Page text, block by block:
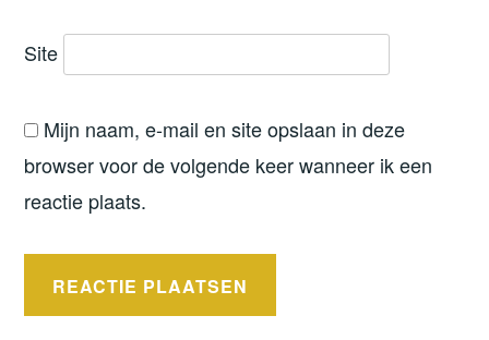
Site
Mijn naam, e-mail en site opslaan in deze
browser voor de volgende keer wanneer ik een
reactie plaats.